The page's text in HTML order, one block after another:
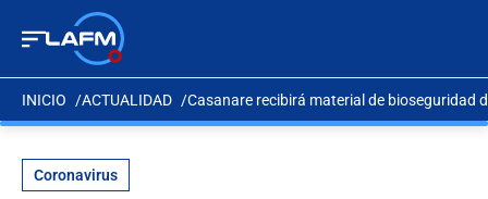
INICIO ACTUALIDAD Casanare recibirá material de bioseguridad
Coronavirus